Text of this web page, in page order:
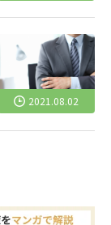
2021.08.02